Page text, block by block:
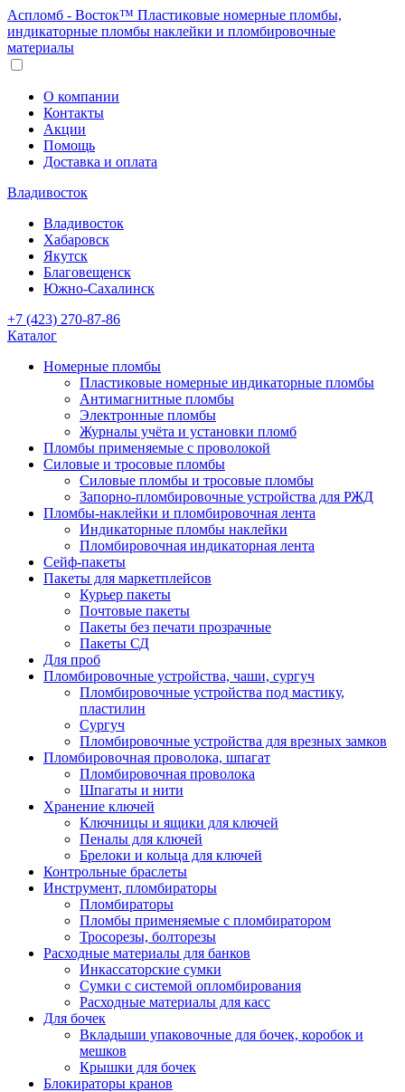
Аспломб - Восток™ Пластиковые номерные пломбы,
индикаторные пломбы наклейки и пломбировочные
материалы
О компании
Контакты
Акции
Помощь
Доставка и оплата
Владивосток
Владивосток
Хабаровск
Якутск
Благовещенск
Южно-Сахалинск
+7 (423) 270-87-86
Каталог
Номерные пломбы
Пластиковые номерные индикаторные пломбы
Антимагнитные пломбы
Электронные пломбы
Журналы учёта и установки пломб
Пломбы применяемые с проволокой
Силовые и тросовые пломбы
Силовые пломбы и тросовые пломбы
Запорно-пломбировочные устройства для РЖД
Пломбы-наклейки и пломбировочная лента
Индикаторные пломбы наклейки
Пломбировочная индикаторная лента
Сейф-пакеты
Пакеты для маркетплейсов
Курьер пакеты
Почтовые пакеты
Пакеты без печати прозрачные
Пакеты СД
Для проб
Пломбировочные устройства, чаши, сургуч
Пломбировочные устройства под мастику,
пластилин
Сургуч
Пломбировочные устройства для врезных замков
Пломбировочная проволока, шпагат
Пломбировочная проволока
Шпагаты и нити
Хранение ключей
Ключницы и ящики для ключей
Пеналы для ключей
Брелоки и кольца для ключей
Контрольные браслеты
Инструмент, пломбираторы
Пломбираторы
Пломбы применяемые с пломбиратором
Тросорезы, болторезы
Расходные материалы для банков
Инкассаторские сумки
Сумки с системой опломбирования
Расходные материалы для касс
Для бочек
Вкладыши упаковочные для бочек, коробок и
мешков
Крышки для бочек
Блокираторы кранов